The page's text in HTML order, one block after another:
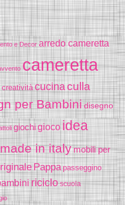
e Decor arredo cameretta
cameretta
creatività cucinaculla
per Bambinidisegno
giochigiocoidea
made in italymobili per
Pappa passeggino
riciclo scuola